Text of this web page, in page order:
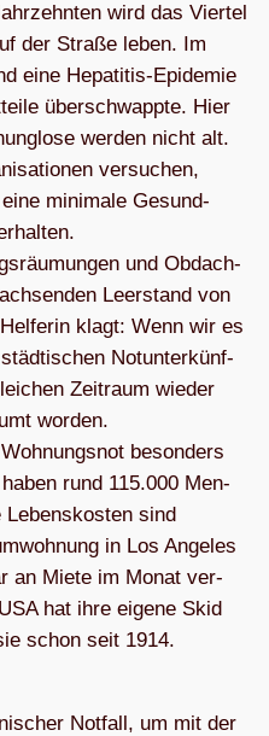
wird das Vier­tel
der Straße leben. Im
eine Hepa­ti­tis-Epi­de­mie
über­schwappte. Hier
wer­den nicht alt.
ver­su­chen,
mini­male Gesund­
und Obdach­
Leer­stand von
klagt: Wenn wir es
Not­un­ter­künf­
Zeit­raum wie­der
wor­den.
beson­ders
rund 115.000 Men­
sind
in Los Ange­les
an Miete im Monat ver­
hat ihre eigene Skid
schon seit 1914.
Not­fall, um mit der